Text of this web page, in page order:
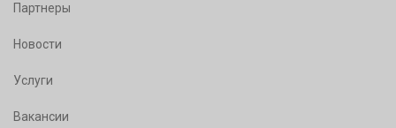
Партнеры
Новости
Услуги
Вакансии